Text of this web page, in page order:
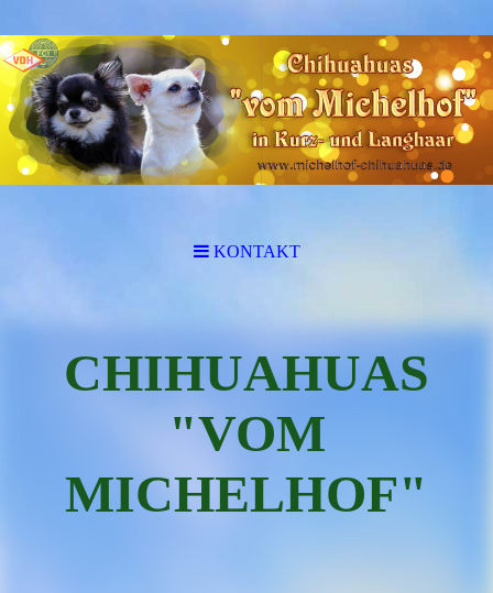
KONTAKT
CHIHUAHUAS
"VOM
MICHELHOF"